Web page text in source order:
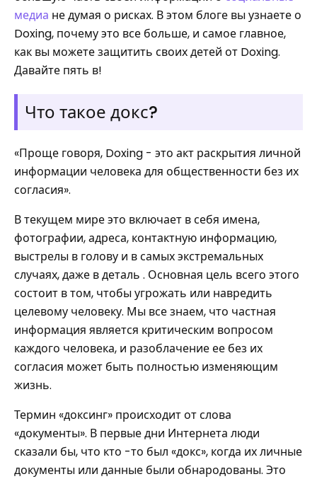
медиа не думая о рисках. В этом блоге вы узнаете о
Doxing, почему это все больше, и самое главное,
как вы можете защитить своих детей от Doxing.
Давайте пять в!
Что такое докс?
«Проще говоря, Doxing - это акт раскрытия личной
информации человека для общественности без их
согласия».
В текущем мире это включает в себя имена,
фотографии, адреса, контактную информацию,
выстрелы в голову и в самых экстремальных
случаях, даже в деталь . Основная цель всего этого
состоит в том, чтобы угрожать или навредить
целевому человеку. Мы все знаем, что частная
информация является критическим вопросом
каждого человека, и разоблачение ее без их
согласия может быть полностью изменяющим
жизнь.
Термин «доксинг» происходит от слова
«документы». В первые дни Интернета люди
сказали бы, что кто -то был «докс», когда их личные
документы или данные были обнародованы. Это